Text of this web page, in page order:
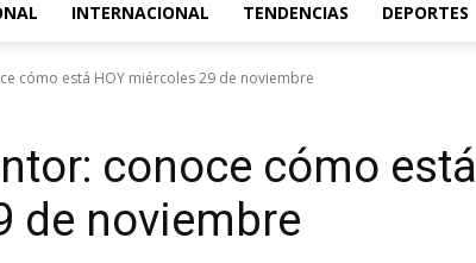
INTERNACIONAL TENDENCIAS DEPORTES
cómo está HOY miércoles 29 de noviembre
conoce cómo está
de noviembre